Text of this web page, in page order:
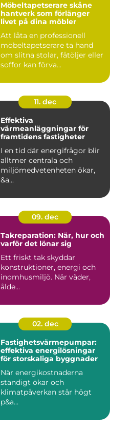
Möbeltapetserare skåne
hantverk som förlänger
livet på dina möbler
Att låta en professionell
möbeltapetserare ta hand
om slitna stolar, fåtöljer eller
soffor kan förva...
11. dec
Effektiva
värmeanläggningar för
framtidens fastigheter
I en tid där energifrågor blir
alltmer centrala och
miljömedvetenheten ökar,
&a...
09. dec
Takreparation: När, hur och
varför det lönar sig
Ett friskt tak skyddar
konstruktioner, energi och
inomhusmiljö. När väder,
ålde...
02. dec
Fastighetsvärmepumpar:
effektiva energilösningar
för storskaliga byggnader
När energikostnaderna
ständigt ökar och
klimatpåverkan står högt
p&a...